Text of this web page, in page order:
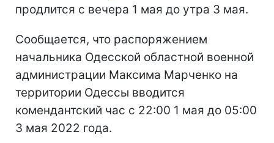
продлится с вечера 1 мая до утра 3 мая.
Сообщается, что распоряжением
начальника Одесской областной военной
администрации Максима Марченко на
территории Одессы вводится
комендантский час с 22:00 1 мая до 05:00
3 мая 2022 года.